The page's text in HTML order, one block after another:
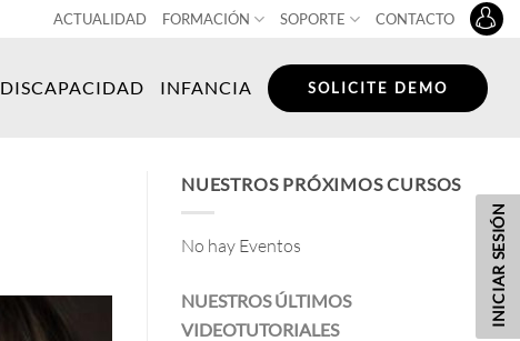
ACTUALIDAD FORMACIÓN SOPORTE CONTACTO
DISCAPACIDAD INFANCIA SOLICITE DEMO
NUESTROS PRÓXIMOS CURSOS
No hay Eventos
NUESTROS ÚLTIMOS
VIDEOTUTORIALES
INICIAR SESIÓN